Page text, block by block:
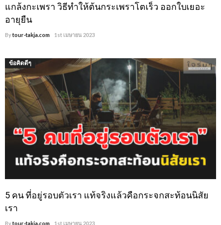
แกล้งกะเพรา วิธีทำให้ต้นกระเพราโตเร็ว ออกใบเยอะ
อายุยืน
Bytour-takja.com 1st เมษายน 2023
ข้อคิดดีๆ
5 คน ที่อยู่รอบตัวเรา แท้จริงแล้วคือกระจกสะท้อนนิสัย
เรา
Bytour-takja.com 1st เมษายน 2023